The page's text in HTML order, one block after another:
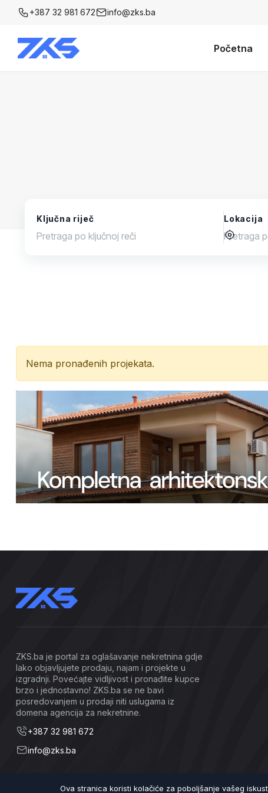
+387 32 981 672 info@zks.ba
Početna
Ključna riječ Lokacija
Nema pronađenih projekata.
ZKS.ba je portal za oglašavanje nekretnina gdje
lako objavljujete prodaju, najam i projekte u
izgradnji. Povećajte vidljivost i pronađite kupce
brzo i jednostavno! ZKS.ba se ne bavi
posredovanjem u prodaji niti uslugama iz
domena agencija za nekretnine.
+387 32 981 672
info@zks.ba
Ova stranica koristi kolačiće za poboljšanje vašeg